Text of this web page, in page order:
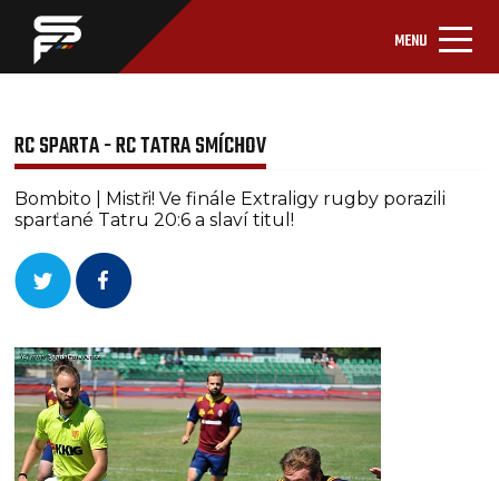
MENU
RC SPARTA - RC TATRA SMÍCHOV
Bombito | Mistři! Ve finále Extraligy rugby porazili
sparťané Tatru 20:6 a slaví titul!